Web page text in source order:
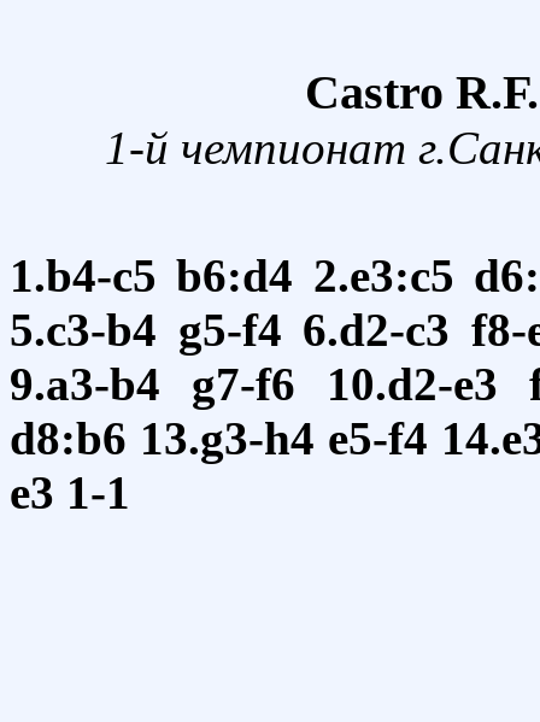
Castro
1-й чемпионат
1.b4-c5 b6:d4 2.e3:c5
5.c3-b4 g5-f4 6.d2-c3 f8-
9.a3-b4
g7-f6 10.d2-e3
d8:b6 13.g3-h4 e5-f4
e3 1-1